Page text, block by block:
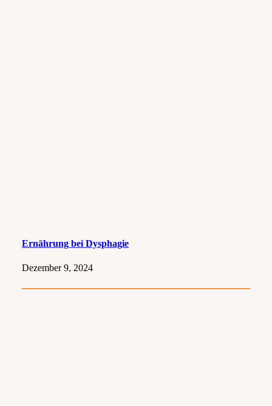
Ernährung bei Dysphagie
Dezember 9, 2024